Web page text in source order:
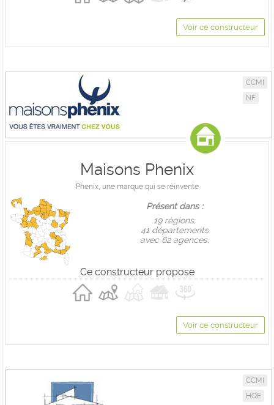
Voir ce constructeur
CCMI
NF
Maisons Phenix
Phenix, une marque qui se réinvente
Présent dans :
19 règions,
41 départements
avec 62 agences.
Ce constructeur propose
Voir ce constructeur
CCMI
HQE